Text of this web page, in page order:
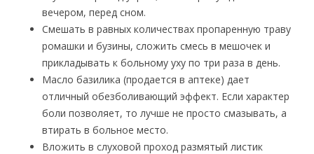
вечером, перед сном.
Смешать в равных количествах пропаренную траву
ромашки и бузины, сложить смесь в мешочек и
прикладывать к больному уху по три раза в день.
Масло базилика (продается в аптеке) дает
отличный обезболивающий эффект. Если характер
боли позволяет, то лучше не просто смазывать, а
втирать в больное место.
Вложить в слуховой проход размятый листик